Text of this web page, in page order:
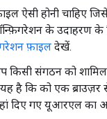
ऐसी होनी चाहिए
के उदाहरण
फ़ाइल देखें.
किसी संगठन को
है कि को एक
दिए गए यूआरएल का